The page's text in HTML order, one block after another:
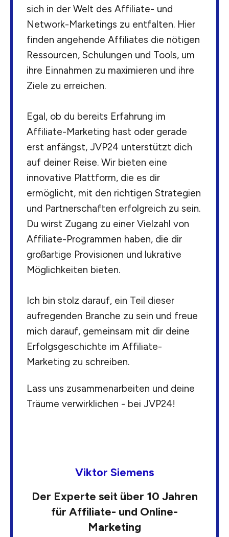
sich in der Welt des Affiliate- und
Network-Marketings zu entfalten. Hier
finden angehende Affiliates die nötigen
Ressourcen, Schulungen und Tools, um
ihre Einnahmen zu maximieren und ihre
Ziele zu erreichen.
Egal, ob du bereits Erfahrung im
Affiliate-Marketing hast oder gerade
erst anfängst, JVP24 unterstützt dich
auf deiner Reise. Wir bieten eine
innovative Plattform, die es dir
ermöglicht, mit den richtigen Strategien
und Partnerschaften erfolgreich zu sein.
Du wirst Zugang zu einer Vielzahl von
Affiliate-Programmen haben, die dir
großartige Provisionen und lukrative
Möglichkeiten bieten.
Ich bin stolz darauf, ein Teil dieser
aufregenden Branche zu sein und freue
mich darauf, gemeinsam mit dir deine
Erfolgsgeschichte im Affiliate-
Marketing zu schreiben.
Lass uns zusammenarbeiten und deine
Träume verwirklichen - bei JVP24!
Viktor Siemens
Der Experte seit über 10 Jahren
für Affiliate- und Online-
Marketing